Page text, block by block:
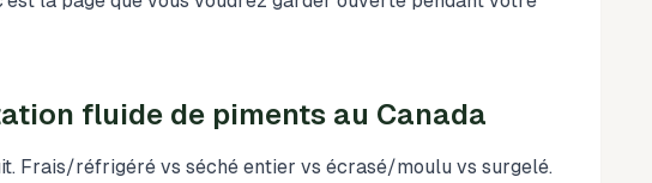
fluide de piments au Canada
Frais/réfrigéré vs séché entier vs écrasé/moulu vs surgelé.